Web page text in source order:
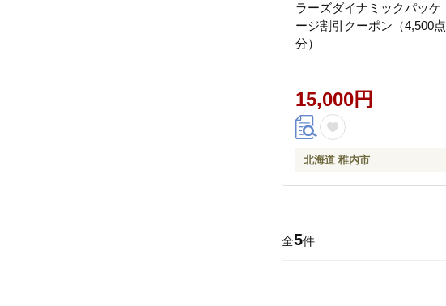
ラーズダイナミックパッケ
ージ割引クーポン（4,500点
分）
15,000円
北海道 稚内市
全5件